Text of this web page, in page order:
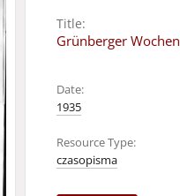
Title:
Grünberger
Date:
1935
Resource Type:
czasopisma